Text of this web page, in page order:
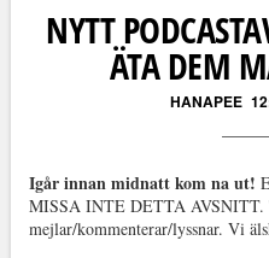
NYTT
ÄTA DEM
HANAPEE
Igår innan midnatt kom na ut!
MISSA INTE DETTA AVSNITT.
mejlar/kommenterar/lyssnar. Vi